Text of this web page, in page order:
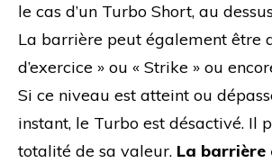
le cas d’un Turbo Short, au
La barrière peut également être
d’exercice » ou « Strike » ou
Si ce niveau est atteint ou
instant, le Turbo est désactivé. Il
totalité de sa valeur. La barrière